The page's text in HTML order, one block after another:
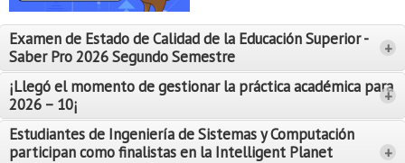
Examen de Estado de Calidad de la Educación Superior -
Saber Pro 2026 Segundo Semestre
+
¡Llegó el momento de gestionar la práctica académica para
2026 – 10¡
+
Estudiantes de Ingeniería de Sistemas y Computación
participan como finalistas en la Intelligent Planet
+
Proyecto de grado
Reingreso
Reintegro
Retiro voluntario
Transferencia